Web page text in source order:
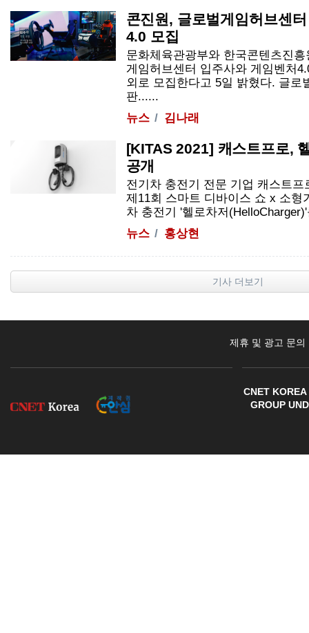
콘진원, 글로벌게임허브센
4.0 모집
문화체육관광부와 한국콘텐츠진
게임허브센터 입주사와 게임벤처
외로 모집한다고 5일 밝혔다. 글로
판......
뉴스
김나래
[KITAS 2021] 캐스트프로,
공개
전기차 충전기 전문 기업 캐스트
제11회 스마트 디바이스 쇼 x 소형
차 충전기 '헬로차저
뉴스
홍상현
기사 더보기
제휴 및 광고 문의
CNET
GROUP